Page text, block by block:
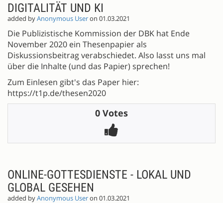
DIGITALITÄT UND KI
added byAnonymous Useron 01.03.2021
Die Publizistische Kommission der DBK hat Ende
November 2020 ein Thesenpapier als
Diskussionsbeitrag verabschiedet. Also lasst uns mal
über die Inhalte (und das Papier) sprechen!
Zum Einlesen gibt's das Paper hier:
https://t1p.de/thesen2020
0 Votes
ONLINE-GOTTESDIENSTE - LOKAL UND
GLOBAL GESEHEN
added byAnonymous Useron 01.03.2021